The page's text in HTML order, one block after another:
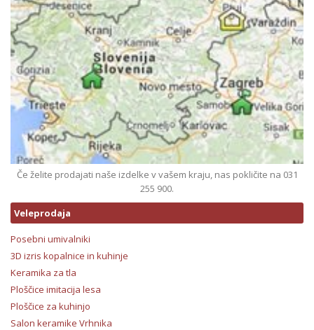
Če želite prodajati naše izdelke v vašem kraju, nas pokličite na 031
255 900.
Veleprodaja
Posebni umivalniki
3D izris kopalnice in kuhinje
Keramika za tla
Ploščice imitacija lesa
Ploščice za kuhinjo
Salon keramike Vrhnika